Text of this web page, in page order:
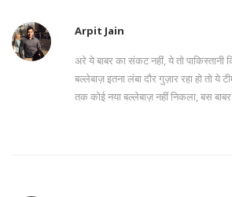
Arpit Jain
अरे ये बाबर का संकट नहीं, ये तो
बल्लेबाज़ इतना लंबा दौर गुज़ार रहा हो तो ये
तक कोई नया बल्लेबाज़ नहीं निकला, बस